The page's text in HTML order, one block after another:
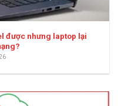
được nhưng laptop lại